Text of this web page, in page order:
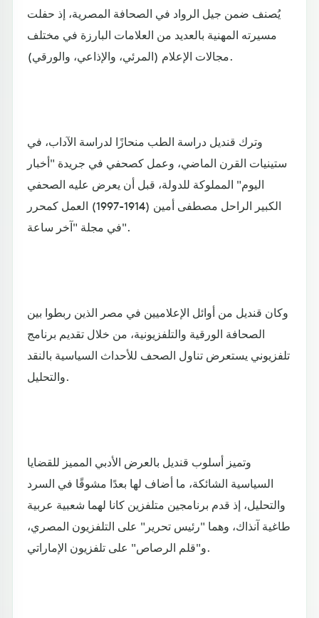
يُصنف ضمن جيل الرواد في الصحافة المصرية، إذ حفلت
مسيرته المهنية بالعديد من العلامات البارزة في مختلف
مجالات الإعلام (المرئي، والإذاعي، والورقي).
وترك قنديل دراسة الطب منحازًا لدراسة الآداب، في
ستينيات القرن الماضي، وعمل كصحفي في جريدة "أخبار
اليوم" المملوكة للدولة، قبل أن يعرض عليه الصحفي
الكبير الراحل مصطفى أمين (1914-1997) العمل كمحرر
في مجلة "آخر ساعة".
وكان قنديل من أوائل الإعلاميين في مصر الذين ربطوا بين
الصحافة الورقية والتلفزيونية، من خلال تقديم برنامج
تلفزيوني يستعرض تناول الصحف للأحداث السياسية بالنقد
والتحليل.
وتميز أسلوب قنديل بالعرض الأدبي المميز للقضايا
السياسية الشائكة، ما أضاف لها بعدًا مشوقًا في السرد
والتحليل، إذ قدم برنامجين متلفزين كانا لهما شعبية عربية
طاغية آنذاك، وهما "رئيس تحرير" على التلفزيون المصري،
و"قلم الرصاص" على تلفزيون الإماراتي.